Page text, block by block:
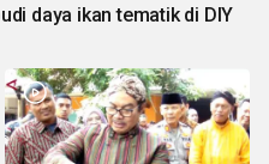
daya ikan tematik di DIY